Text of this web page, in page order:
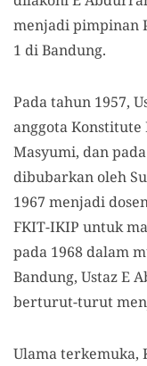
menjadi pimpinan
1 di Bandung.
Pada tahun 1957,
anggota
Masyumi, dan
dibubarkan oleh
1967 menjadi
FKIT-IKIP untuk
pada 1968 dalam
Bandung, Ustaz E
berturut-turut
Ulama terkemuka,